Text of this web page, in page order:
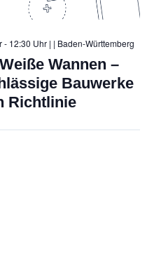
- 12:30 Uhr | | Baden-Württemberg
Wannen –
Bauwerke
Richtlinie